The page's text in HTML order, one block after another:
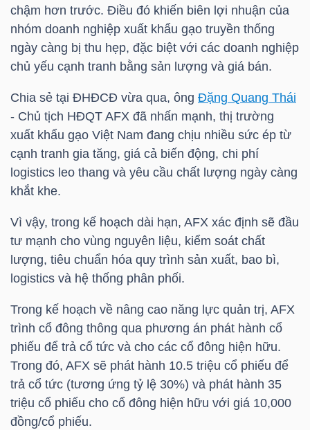
chậm hơn trước. Điều đó khiến biên lợi nhuận của
nhóm doanh nghiệp xuất khẩu gạo truyền thống
ngày càng bị thu hẹp, đặc biệt với các doanh nghiệp
chủ yếu cạnh tranh bằng sản lượng và giá bán.
Chia sẻ tại ĐHĐCĐ vừa qua, ông Đặng Quang Thái
- Chủ tịch HĐQT AFX đã nhấn mạnh, thị trường
xuất khẩu gạo Việt Nam đang chịu nhiều sức ép từ
cạnh tranh gia tăng, giá cả biến động, chi phí
logistics leo thang và yêu cầu chất lượng ngày càng
khắt khe.
Vì vậy, trong kế hoạch dài hạn, AFX xác định sẽ đầu
tư mạnh cho vùng nguyên liệu, kiểm soát chất
lượng, tiêu chuẩn hóa quy trình sản xuất, bao bì,
logistics và hệ thống phân phối.
Trong kế hoạch về nâng cao năng lực quản trị, AFX
trình cổ đông thông qua phương án phát hành cổ
phiếu để trả cổ tức và cho các cổ đông hiện hữu.
Trong đó, AFX sẽ phát hành 10.5 triệu cổ phiếu để
trả cổ tức (tương ứng tỷ lệ 30%) và phát hành 35
triệu cổ phiếu cho cổ đông hiện hữu với giá 10,000
đồng/cổ phiếu.
NGHIỆP
CỔ
PHIẾU
PHÁI
SINH
TRÁI
PHIẾU
CÔNG
CỤ
ĐẦU
TƯ